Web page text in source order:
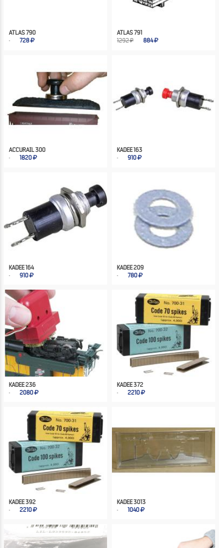
ATLAS 790
728
ATLAS 791
1292 ₽
884
ACCURAIL 300
1820
KADEE 163
910
KADEE 164
910
KADEE 209
780
KADEE 236
2080
KADEE 372
2210
KADEE 392
2210
KADEE 3013
1040